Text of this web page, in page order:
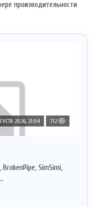
производительности
2026, 21:04 712
BrokenPipe, SimSimi,